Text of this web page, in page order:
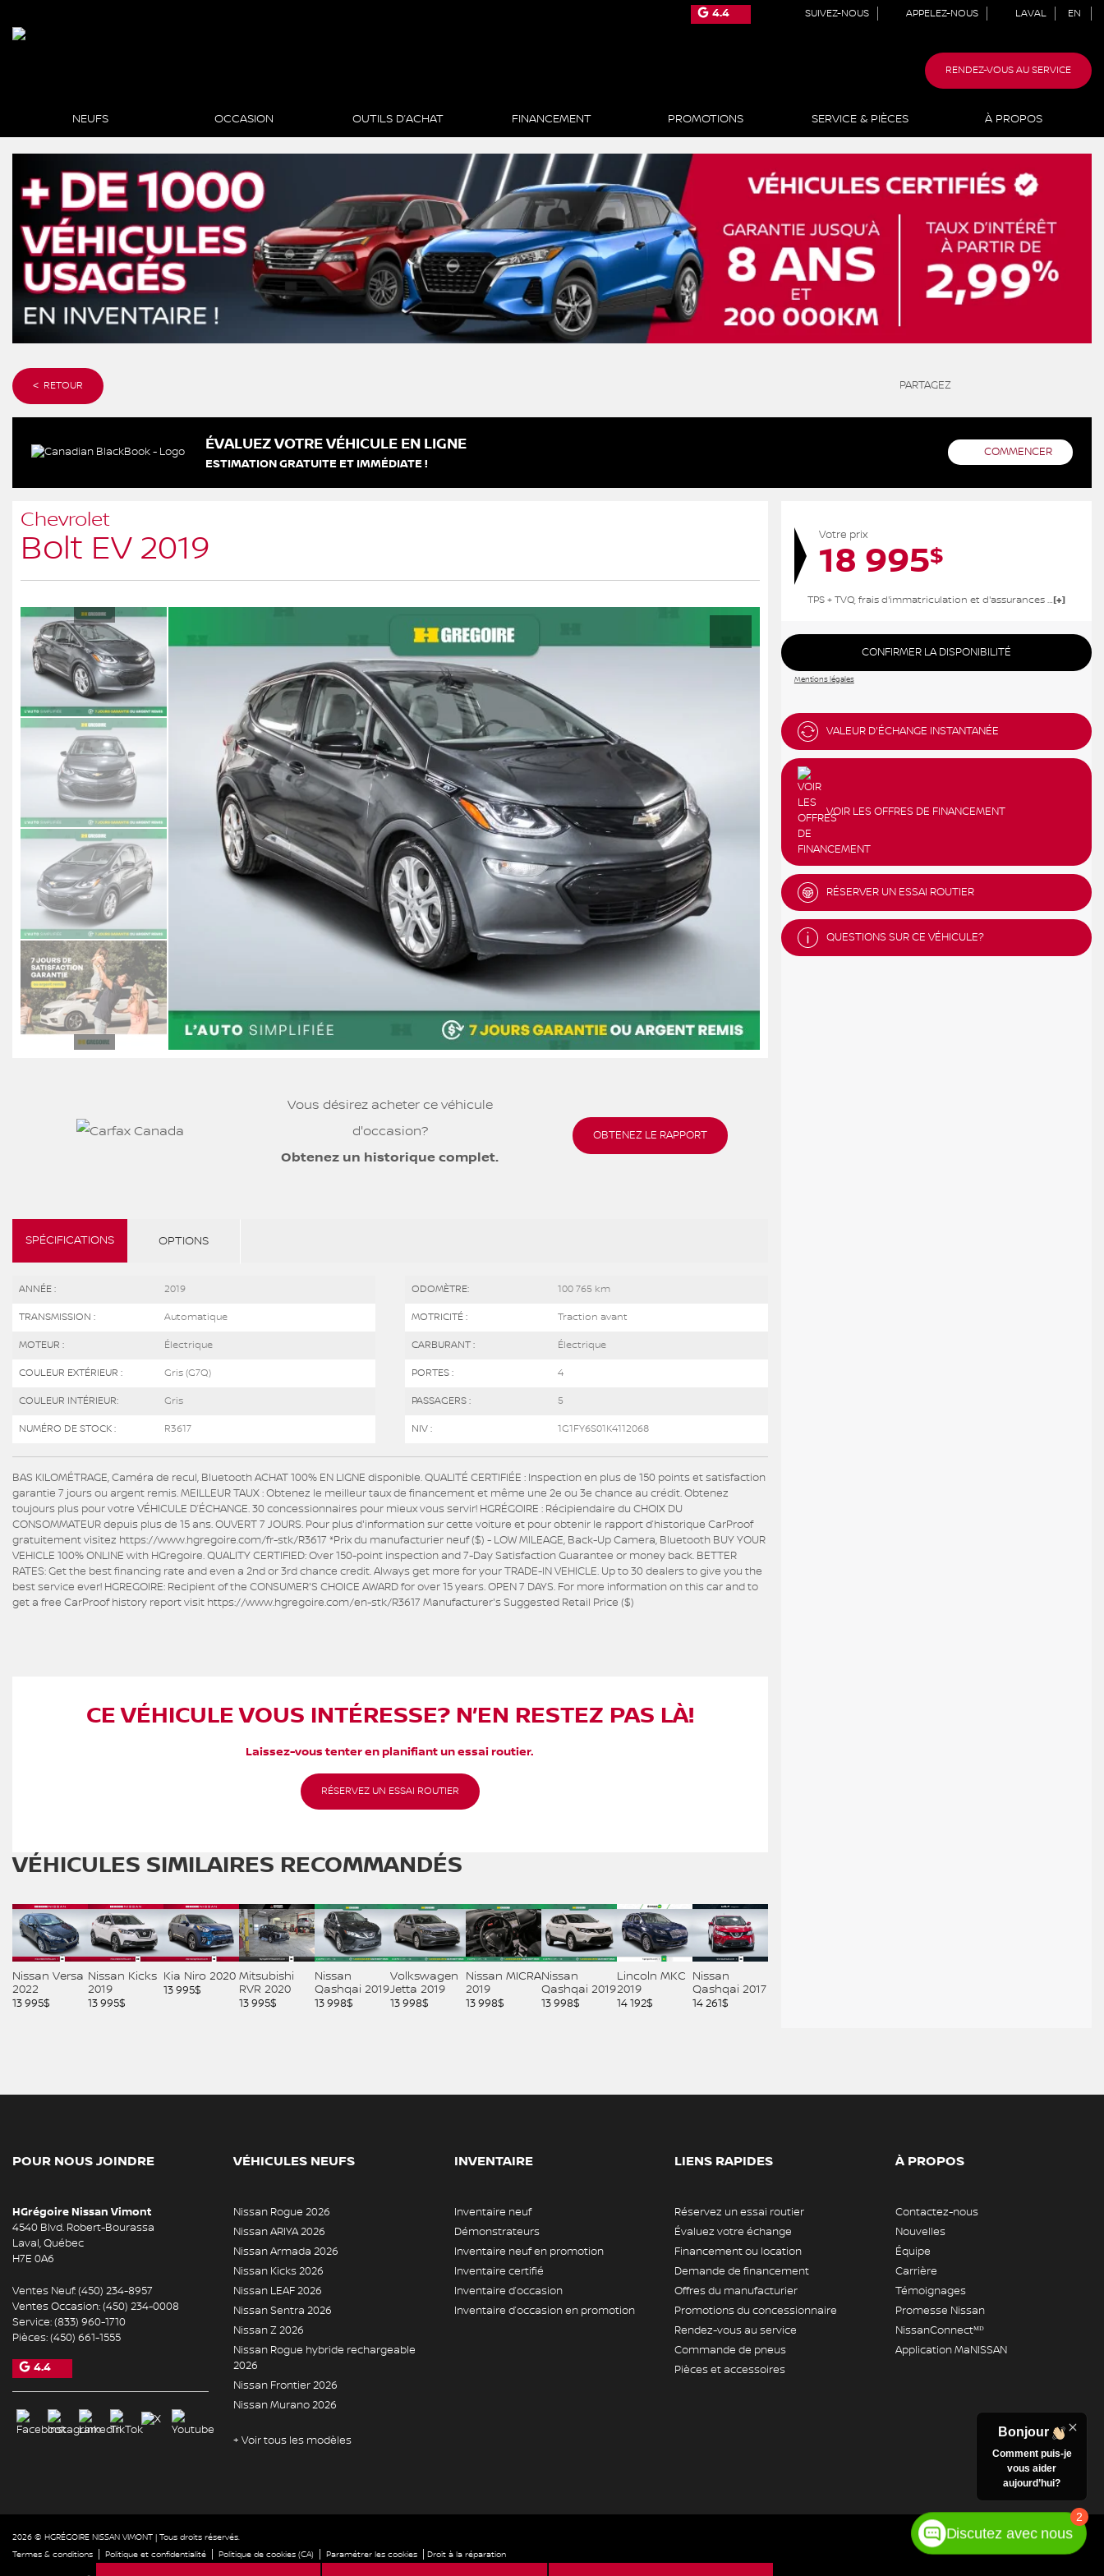
4.4 SUIVEZ-NOUS APPELEZ-NOUS LAVAL EN
RENDEZ-VOUS AU SERVICE
NEUFS OCCASION OUTILS D’ACHAT FINANCEMENT PROMOTIONS SERVICE & PIÈCES À PROPOS
< RETOUR PARTAGEZ
ÉVALUEZ VOTRE VÉHICULE EN LIGNE
ESTIMATION GRATUITE ET IMMÉDIATE !
COMMENCER
Chevrolet
Bolt EV 2019
Vous désirez acheter ce véhicule
d'occasion?
Obtenez un historique complet.
OBTENEZ LE RAPPORT
SPÉCIFICATIONS OPTIONS
ANNÉE : 2019 ODOMÈTRE: 100 765 km
TRANSMISSION : Automatique MOTRICITÉ : Traction avant
MOTEUR : Électrique CARBURANT : Électrique
COULEUR EXTÉRIEUR : Gris (G7Q) PORTES : 4
COULEUR INTÉRIEUR: Gris PASSAGERS : 5
NUMÉRO DE STOCK : R3617 NIV : 1G1FY6S01K4112068
BAS KILOMÉTRAGE, Caméra de recul, Bluetooth ACHAT 100% EN LIGNE disponible. QUALITÉ CERTIFIÉE : Inspection en plus de 150 points et satisfaction
garantie 7 jours ou argent remis. MEILLEUR TAUX : Obtenez le meilleur taux de financement et même une 2e ou 3e chance au crédit. Obtenez
toujours plus pour votre VÉHICULE D’ÉCHANGE. 30 concessionnaires pour mieux vous servir! HGRÉGOIRE : Récipiendaire du CHOIX DU
CONSOMMATEUR depuis plus de 15 ans. OUVERT 7 JOURS. Pour plus d'information sur cette voiture et pour obtenir le rapport d’historique CarProof
gratuitement visitez https://www.hgregoire.com/fr-stk/R3617 *Prix du manufacturier neuf ($) - LOW MILEAGE, Back-Up Camera, Bluetooth BUY YOUR
VEHICLE 100% ONLINE with HGregoire. QUALITY CERTIFIED: Over 150-point inspection and 7-Day Satisfaction Guarantee or money back. BETTER
RATES: Get the best financing rate and even a 2nd or 3rd chance credit. Always get more for your TRADE-IN VEHICLE. Up to 30 dealers to give you the
best service ever! HGREGOIRE: Recipient of the CONSUMER'S CHOICE AWARD for over 15 years. OPEN 7 DAYS. For more information on this car and to
get a free CarProof history report visit https://www.hgregoire.com/en-stk/R3617 Manufacturer's Suggested Retail Price ($)
CE VÉHICULE VOUS INTÉRESSE? N’EN RESTEZ PAS LÀ!
Laissez-vous tenter en planifiant un essai routier.
RÉSERVEZ UN ESSAI ROUTIER
VÉHICULES SIMILAIRES RECOMMANDÉS
Nissan Versa
2022
13 995$
Nissan Kicks
2019
13 995$
Kia Niro 2020
13 995$
Mitsubishi
RVR 2020
13 995$
Nissan
Qashqai 2019
13 998$
Volkswagen
Jetta 2019
13 998$
Nissan MICRA
2019
13 998$
Nissan
Qashqai 2019
13 998$
Lincoln MKC
2019
14 192$
Nissan
Qashqai 2017
14 261$
Votre prix
18 995$
TPS + TVQ, frais d'immatriculation et d'assurances non inclus.
CONFIRMER LA DISPONIBILITÉ
Mentions légales
VALEUR D'ÉCHANGE INSTANTANÉE
VOIR LES OFFRES DE FINANCEMENT
RÉSERVER UN ESSAI ROUTIER
QUESTIONS SUR CE VÉHICULE?
POUR NOUS JOINDRE
HGrégoire Nissan Vimont
4540 Blvd. Robert-Bourassa
Laval,Québec
H7E 0A6
Ventes Neuf:(450) 234-8957
Ventes Occasion:(450) 234-0008
Service:(833) 960-1710
Pièces:(450) 661-1555
4.4
VÉHICULES NEUFS
Nissan Rogue 2026
Nissan ARIYA 2026
Nissan Armada 2026
Nissan Kicks 2026
Nissan LEAF 2026
Nissan Sentra 2026
Nissan Z 2026
Nissan Rogue hybride rechargeable
2026
Nissan Frontier 2026
Nissan Murano 2026
+ Voir tous les modèles
INVENTAIRE
Inventaire neuf
Démonstrateurs
Inventaire neuf en promotion
Inventaire certifié
Inventaire d’occasion
Inventaire d’occasion en promotion
LIENS RAPIDES
Réservez un essai routier
Évaluez votre échange
Financement ou location
Demande de financement
Offres du manufacturier
Promotions du concessionnaire
Rendez-vous au service
Commande de pneus
Pièces et accessoires
À PROPOS
Contactez-nous
Nouvelles
Équipe
Carrière
Témoignages
Promesse Nissan
NissanConnectᴹᴰ
Application MaNISSAN
2026 © HGRÉGOIRE NISSAN VIMONT | Tous droits réservés.
Termes & conditions
Politique et confidentialité Politique de cookies (CA) Paramétrer les cookies Droit à la réparation
2
Bonjour
Comment puis-je
vous aider
aujourd’hui?
Discutez avec nous